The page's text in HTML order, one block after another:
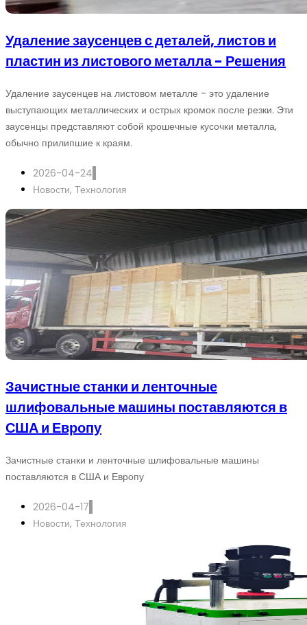
Удаление заусенцев с деталей, листов и
пластин из листового металла - Решения
Удаление заусенцев на листовом металле - это удаление
выступающих металлических и острых кромок после резки. Эти
заусенцы представляют собой крошечные кусочки металла,
обычно прилипшие к краям.
2026-04-24
Новости, Технология
Зачистные станки и ленточные
шлифовальные машины поставляются в
США и Европу
Зачистные станки и ленточные шлифовальные машины
поставляются в США и Европу
2026-04-17
Новости, Технология